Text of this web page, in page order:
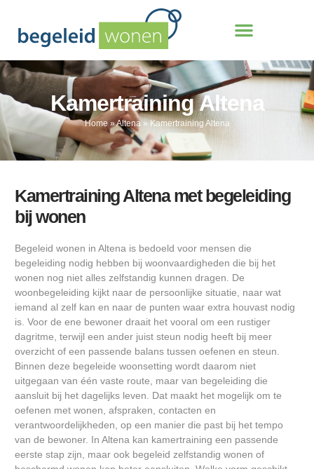
Kamertraining Altena
Home»Altena»Kamertraining Altena
Kamertraining Altena met begeleiding
bij wonen
Begeleid wonen in Altena is bedoeld voor mensen die
begeleiding nodig hebben bij woonvaardigheden die bij het
wonen nog niet alles zelfstandig kunnen dragen. De
woonbegeleiding kijkt naar de persoonlijke situatie, naar wat
iemand al zelf kan en naar de punten waar extra houvast nodig
is. Voor de ene bewoner draait het vooral om een rustiger
dagritme, terwijl een ander juist steun nodig heeft bij meer
overzicht of een passende balans tussen oefenen en steun.
Binnen deze begeleide woonsetting wordt daarom niet
uitgegaan van één vaste route, maar van begeleiding die
aansluit bij het dagelijks leven. Dat maakt het mogelijk om te
oefenen met wonen, afspraken, contacten en
verantwoordelijkheden, op een manier die past bij het tempo
van de bewoner. In Altena kan kamertraining een passende
eerste stap zijn, maar ook begeleid zelfstandig wonen of